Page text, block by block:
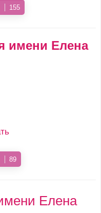
155
имени Елена
89
Елена